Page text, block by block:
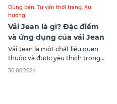
Dùng bền Tư vấn thời trang Xu
hướng
Vải Jean là gì? Đặc điểm
và ứng dụng của vải Jean
Vải Jean là một chất liệu quen
thuộc và được yêu thích trong
ngành thời trang. Với lịch sử dài
30.08.2024